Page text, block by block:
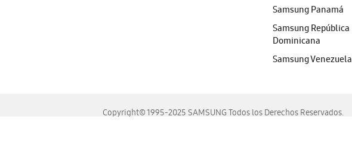
Samsung Panamá
Samsung República
Dominicana
Samsung Venezuela
Copyright© 1995-2025 SAMSUNG Todos los Derechos Reservados.